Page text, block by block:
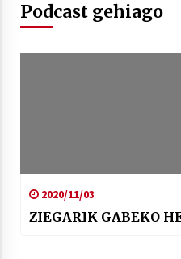
Podcast gehiago
2020/11/03
ZIEGARIK GABEKO